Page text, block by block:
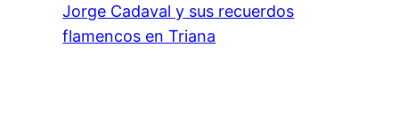
Jorge Cadaval y sus recuerdos
flamencos en Triana